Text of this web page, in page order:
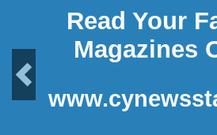
Read Your
Magazines